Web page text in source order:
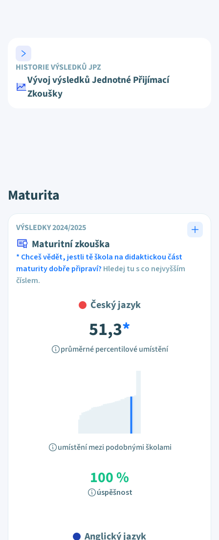
HISTORIE VÝSLEDKŮ JPZ
Vývoj výsledků Jednotné Přijímací
Zkoušky
Maturita
VÝSLEDKY 2024/2025
Maturitní zkouška
* Chceš vědět, jestli tě škola na didaktickou část
maturity dobře připraví? Hledej tu s co nejvyšším
číslem.
Český jazyk
51,3*
průměrné percentilové umístění
umístění mezi podobnými školami
100 %
úspěšnost
Anglický jazyk